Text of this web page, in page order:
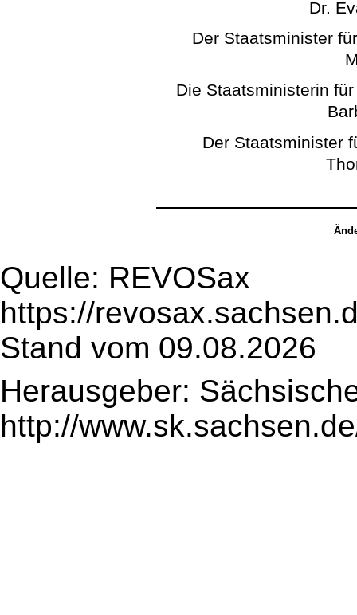
Dr.
Der Staatsminister
Die Staatsministerin
Der Staatsminister
Quelle: REVOSax
https://
Stand vom 09.08.2026
Herausgeber:
http://